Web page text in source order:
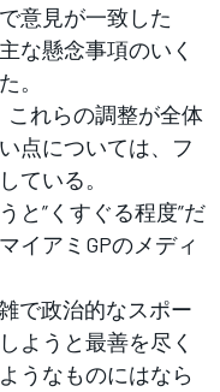
意見が一致した
な懸念事項のいく
。
れらの調整が全体
点については、フ
ている。
と”くすぐる程度”だ
イアミGPのメディ
で政治的なスポー
ようと最善を尽く
うなものにはなら